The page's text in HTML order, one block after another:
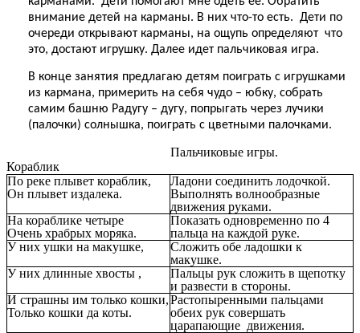
внимание детей на карманы. В них что-то есть. Дети по
очереди открывают карманы, на ощупь определяют что
это, достают игрушку. Далее идет пальчиковая игра.
В конце занятия предлагаю детям поиграть с игрушками
из кармана, примерить на себя чудо – юбку, собрать
самим башню Радугу – дугу, попрыгать через лучики
(палочки) солнышка, поиграть с цветными палочками.
Пальчиковые игры.
Кораблик
По реке плывет кораблик,
Он плывет издалека.
Ладони соединить лодочкой.
Выполнять волнообразные
движения руками.
На кораблике четыре
Очень храбрых моряка.
Показать одновременно по 4
пальца на каждой руке.
У них ушки на макушке,
Сложить обе ладошки к
макушке.
У них длинные хвосты ,
Пальцы рук сложить в щепотку
и развести в стороны.
И страшны им только кошки,
Только кошки да коты.
Растопыренными пальцами
обеих рук совершать
царапающие движения.